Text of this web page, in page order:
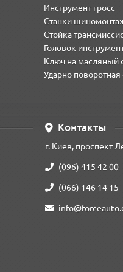
що є оптимальним для
спіралі та широкому
діаметр більш ніж 13 мм -
Инструмент гросс
Станки
Стойка
Головок
Ключ на масляный
Ударно поворотная
Контакты
г. Киев, проспект
(096) 415 42 00
(066) 146 14 15